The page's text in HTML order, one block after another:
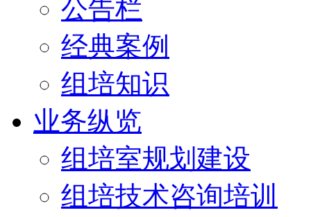
公告栏
经典案例
组培知识
业务纵览
组培室规划建设
组培技术咨询培训